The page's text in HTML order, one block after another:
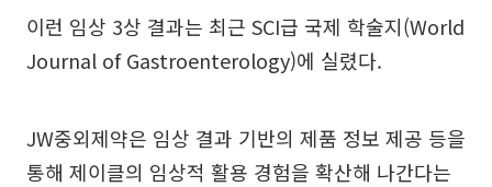
이런 임상 3상 결과는 최근 SCI급 국제 학술지(World
Journal of Gastroenterology)에 실렸다.
JW중외제약은 임상 결과 기반의 제품 정보 제공 등을
통해 제이클의 임상적 활용 경험을 확산해 나간다는